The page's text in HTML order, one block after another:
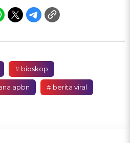
# bioskop
apbn # berita viral